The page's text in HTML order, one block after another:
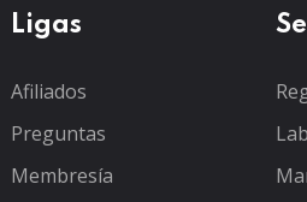
Ligas
Afiliados
Preguntas
Membresía